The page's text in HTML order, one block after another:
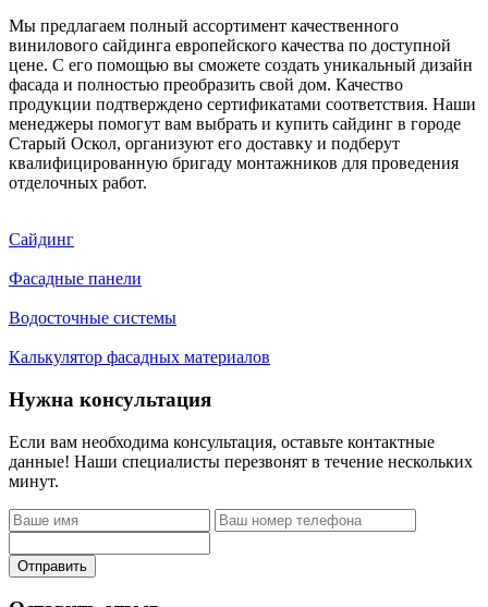
Мы предлагаем полный ассортимент качественного
винилового сайдинга европейского качества по доступной
цене. С его помощью вы сможете создать уникальный дизайн
фасада и полностью преобразить свой дом. Качество
продукции подтверждено сертификатами соответствия. Наши
менеджеры помогут вам выбрать и купить сайдинг в городе
Старый Оскол, организуют его доставку и подберут
квалифицированную бригаду монтажников для проведения
отделочных работ.
Сайдинг
Фасадные панели
Водосточные системы
Калькулятор фасадных материалов
Нужна консультация
Если вам необходима консультация, оставьте контактные
данные! Наши специалисты перезвонят в течение нескольких
минут.
Отправить